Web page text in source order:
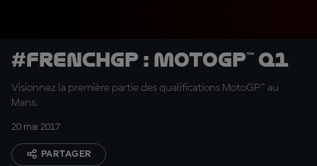
#FrenchGP : MotoGP™ Q1
Visionnez la première partie des qualifications MotoGP™ au
Mans.
20 mai 2017
PARTAGER